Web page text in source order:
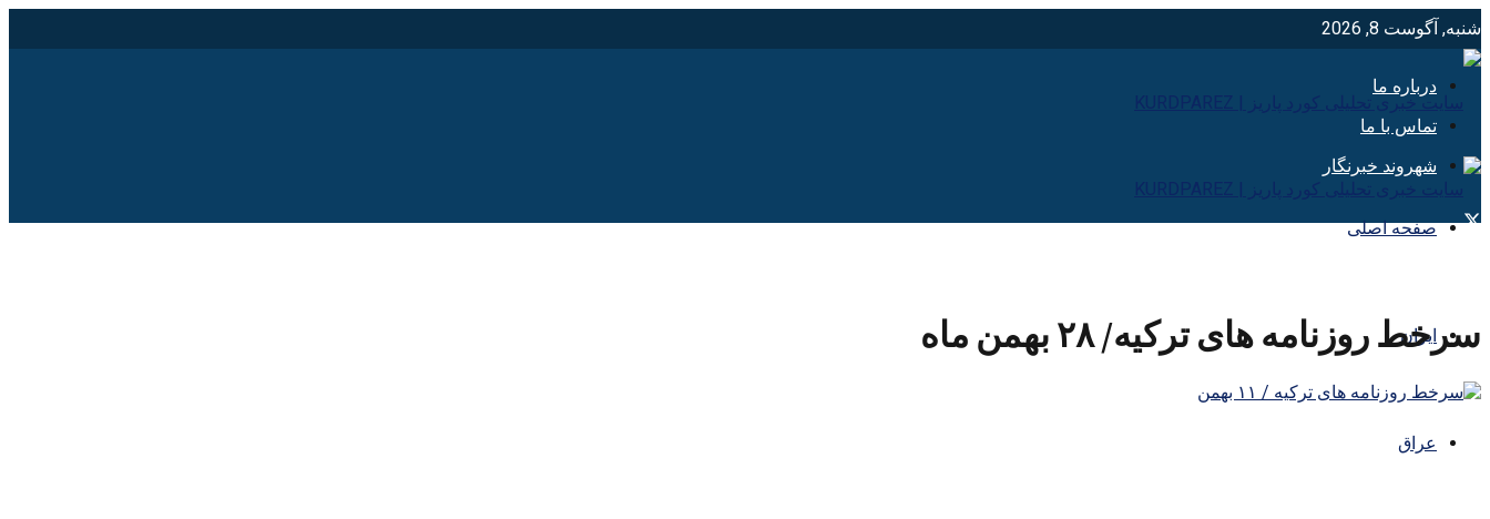
شنبه, آگوست 8, 2026
درباره ما
تماس با ما
شهروند خبرنگار
صفحه اصلی
ایران
عراق
سرخط روزنامه های ترکیه/ ۲۸ بهمن ماه